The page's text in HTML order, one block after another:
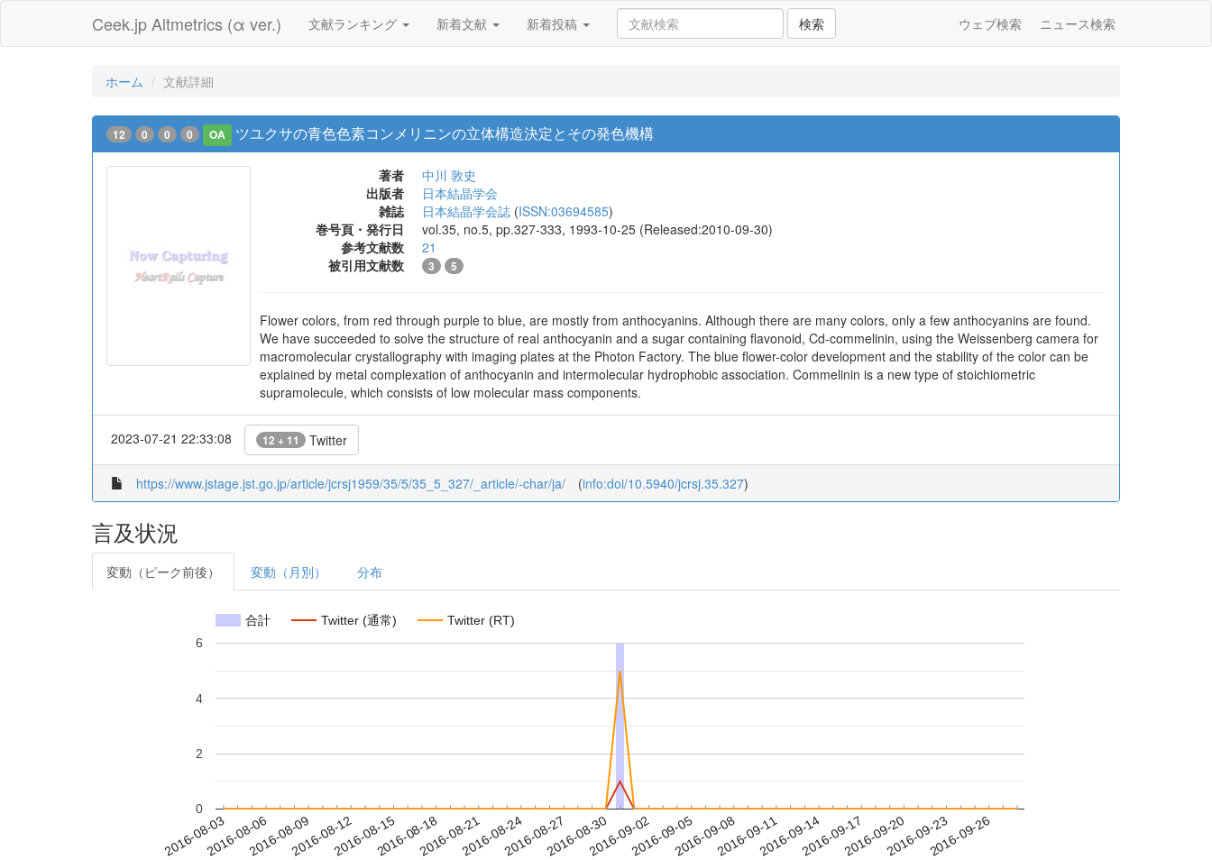
Ceek.jp Altmetrics (α ver.) 文献ランキング 新着文献 新着投稿 検索 ウェブ検索 ニュース検索
ホーム 文献詳細
12 0 0 0 OA ツユクサの青色色素コンメリニンの立体構造決定とその発色機構
著者
中川 敦史
出版者
日本結晶学会
雑誌
日本結晶学会誌 (ISSN:03694585)
巻号頁・発行日
vol.35, no.5, pp.327-333, 1993-10-25 (Released:2010-09-30)
参考文献数
21
被引用文献数
3 5
Flower colors, from red through purple to blue, are mostly from anthocyanins. Although there are many colors, only a few anthocyanins are found.
We have succeeded to solve the structure of real anthocyanin and a sugar containing flavonoid, Cd-commelinin, using the Weissenberg camera for
macromolecular crystallography with imaging plates at the Photon Factory. The blue flower-color development and the stability of the color can be
explained by metal complexation of anthocyanin and intermolecular hydrophobic association. Commelinin is a new type of stoichiometric
supramolecule, which consists of low molecular mass components.
2023-07-21 22:33:08 12 + 11 Twitter
https://www.jstage.jst.go.jp/article/jcrsj1959/35/5/35_5_327/_article/-char/ja/ (info:doi/10.5940/jcrsj.35.327)
言及状況
変動（ピーク前後） 変動（月別） 分布
合計 Twitter (通常) Twitter (RT)
2016-08-032016-08-062016-08-092016-08-122016-08-152016-08-182016-08-212016-08-242016-08-272016-08-302016-09-022016-09-052016-09-082016-09-112016-09-142016-09-172016-09-202016-09-232016-09-26
0
2
4
6